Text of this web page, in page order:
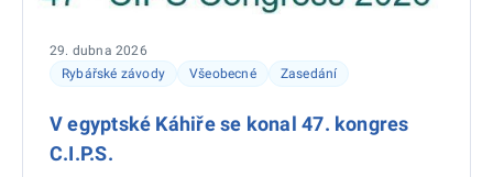
Rybářské závody Všeobecné Zasedání
29. dubna 2026
V egyptské Káhiře se konal 47. kongres
C.I.P.S.